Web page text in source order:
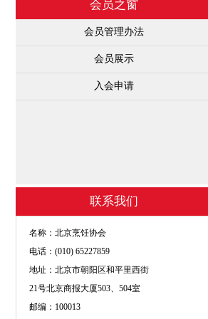
会员之窗
会员管理办法
会员展示
入会申请
联系我们
名称：北京烹饪协会
电话：(010) 65227859
地址：北京市朝阳区和平里西街
21号北京商报大厦503、504室
邮编：100013